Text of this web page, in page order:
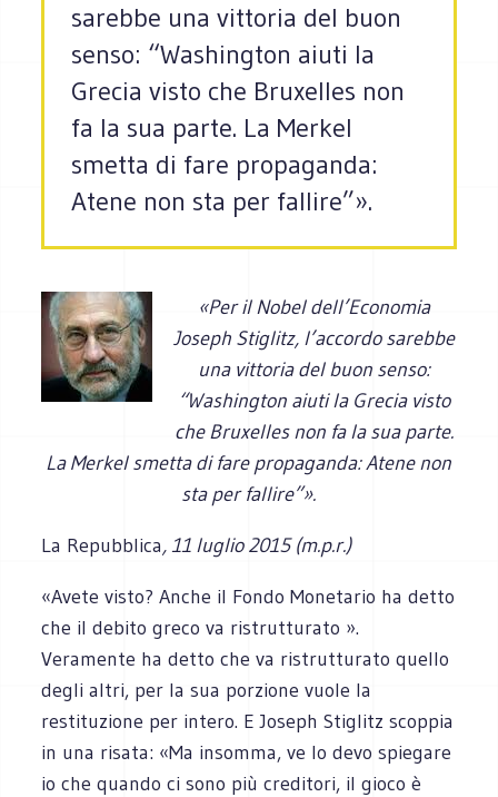
sarebbe una vittoria del buon
senso: “Washington aiuti la
Grecia visto che Bruxelles non
fa la sua parte. La Merkel
smetta di fare propaganda:
Atene non sta per fallire”».
«Per il Nobel dell’Economia
Joseph Stiglitz, l’accordo sarebbe
una vittoria del buon senso:
“Washington aiuti la Grecia visto
che Bruxelles non fa la sua parte.
La Merkel smetta di fare propaganda: Atene non
sta per fallire”».
La Repubblica, 11 luglio 2015 (m.p.r.)
«Avete visto? Anche il Fondo Monetario ha detto
che il debito greco va ristrutturato ».
Veramente ha detto che va ristrutturato quello
degli altri, per la sua porzione vuole la
restituzione per intero. E Joseph Stiglitz scoppia
in una risata: «Ma insomma, ve lo devo spiegare
io che quando ci sono più creditori, il gioco è